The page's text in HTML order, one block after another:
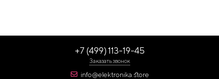
+7 (499) 113-19-45
Заказать звонок
info@elektronika.store